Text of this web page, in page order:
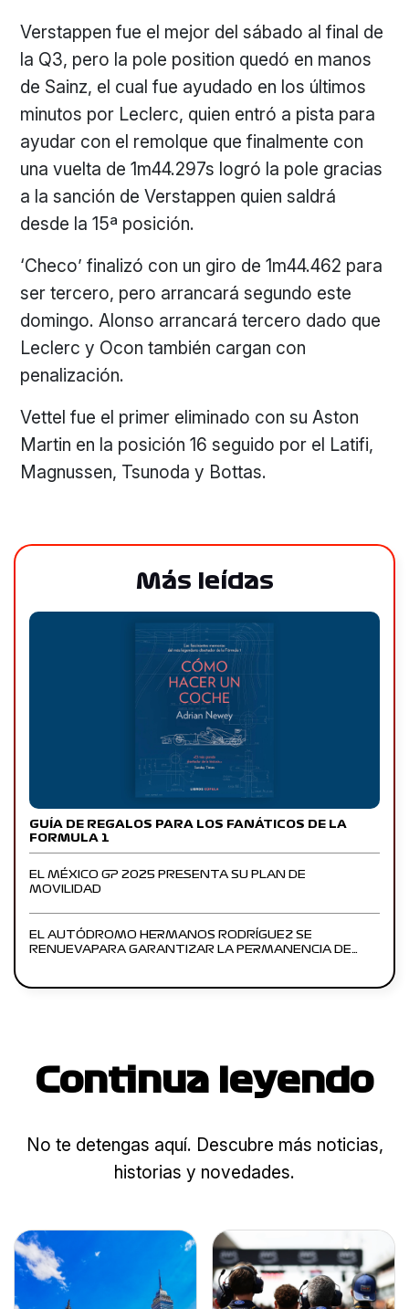
Verstappen fue el mejor del sábado al final de
la Q3, pero la pole position quedó en manos
de Sainz, el cual fue ayudado en los últimos
minutos por Leclerc, quien entró a pista para
ayudar con el remolque que finalmente con
una vuelta de 1m44.297s logró la pole gracias
a la sanción de Verstappen quien saldrá
desde la 15ª posición.
‘Checo’ finalizó con un giro de 1m44.462 para
ser tercero, pero arrancará segundo este
domingo. Alonso arrancará tercero dado que
Leclerc y Ocon también cargan con
penalización.
Vettel fue el primer eliminado con su Aston
Martin en la posición 16 seguido por el Latifi,
Magnussen, Tsunoda y Bottas.
Más leídas
GUÍA DE REGALOS PARA LOS FANÁTICOS DE LA
FORMULA 1
EL MÉXICO GP 2025 PRESENTA SU PLAN DE
MOVILIDAD
EL AUTÓDROMO HERMANOS RODRÍGUEZ SE
RENUEVAPARA GARANTIZAR LA PERMANENCIA DE…
Continua leyendo
No te detengas aquí. Descubre más noticias,
historias y novedades.